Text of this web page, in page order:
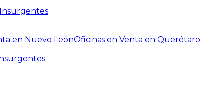
en Nuevo LeónOficinas en Venta en Querétaro